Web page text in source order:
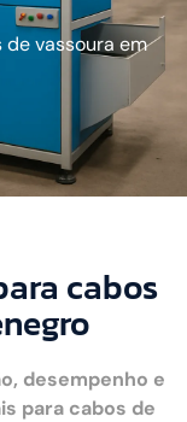
vassoura em
cabos
desempenho e
para cabos de